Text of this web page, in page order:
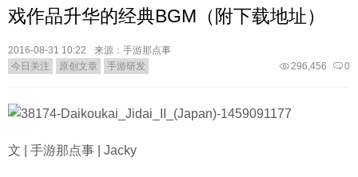
戏作品升华的经典BGM（附下载地址）
2016-08-31 10:22
来源：手游那点事
今日关注
原创文章 手游研发 0
296,456
文 | 手游那点事 | Jacky